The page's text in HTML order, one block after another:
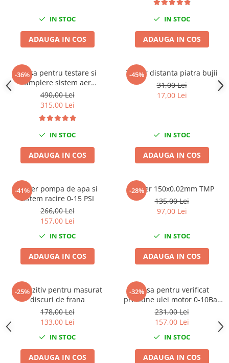
Lampi si Lanterne
Masini de insurubat si gaurit
Masini de polishat
Pistoale de lipit
Pistoale electrice de impact
Polizoare unghiulare
Scule fixare distributie
Alfa romeo
Bmw
Chevrolet
Ford
Jeep
Lancia
Land Rover
Mazda
Mercedes
IN STOC
ADAUGA IN COS
IN STOC
ADAUGA IN COS
-36%
Trusa pentru testare si
umplere sistem aer
conditionat clima
490,00 Lei
315,00 Lei
IN STOC
ADAUGA IN COS
-45%
Tester distanta piatra bujii
31,00 Lei
17,00 Lei
IN STOC
ADAUGA IN COS
-41%
Tester pompa de apa si
sistem racire 0-15 PSI
266,00 Lei
157,00 Lei
IN STOC
ADAUGA IN COS
-28%
Subler 150х0.02mm TMP
135,00 Lei
97,00 Lei
IN STOC
ADAUGA IN COS
-25%
Dispozitiv pentru masurat
discuri de frana
178,00 Lei
133,00 Lei
IN STOC
ADAUGA IN COS
-32%
Trusa pentru verificat
presiune ulei motor 0-10Bar
10 adaptoare
231,00 Lei
157,00 Lei
IN STOC
ADAUGA IN COS